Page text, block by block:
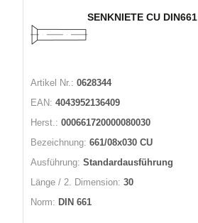
SENKNIETE CU DIN661
Artikel Nr.: 0628344
EAN: 4043952136409
Herst.: 000661720000080030
Bezeichnung: 661/08x030 CU
Ausführung: Standardausführung
Länge / 2. Dimension: 30
Norm: DIN 661